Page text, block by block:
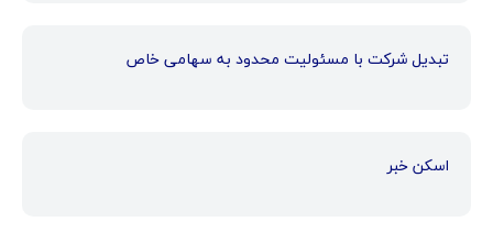
تبدیل شرکت با مسئولیت محدود به سهامی خاص
اسکن خبر